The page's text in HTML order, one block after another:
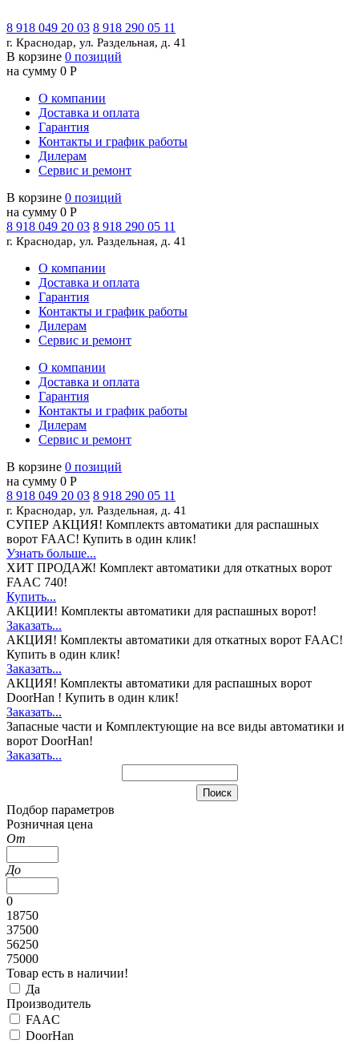
8 918 049 20 03 8 918 290 05 11
г. Краснодар, ул. Раздельная, д. 41
В корзине 0 позиций
на сумму 0 Р
О компании
Доставка и оплата
Гарантия
Контакты и график работы
Дилерам
Сервис и ремонт
В корзине 0 позиций
на сумму 0 Р
8 918 049 20 03 8 918 290 05 11
г. Краснодар, ул. Раздельная, д. 41
О компании
Доставка и оплата
Гарантия
Контакты и график работы
Дилерам
Сервис и ремонт
О компании
Доставка и оплата
Гарантия
Контакты и график работы
Дилерам
Сервис и ремонт
В корзине 0 позиций
на сумму 0 Р
8 918 049 20 03 8 918 290 05 11
г. Краснодар, ул. Раздельная, д. 41
СУПЕР АКЦИЯ! Комплектs автоматики для распашных
ворот FAAC! Купить в один клик!
Узнать больше...
ХИТ ПРОДАЖ! Комплект автоматики для откатных ворот
FAAC 740!
Купить...
АКЦИИ! Комплекты автоматики для распашных ворот!
Заказать...
АКЦИЯ! Комплекты автоматики для откатных ворот FAAC!
Купить в один клик!
Заказать...
АКЦИЯ! Комплекты автоматики для распашных ворот
DoorHan ! Купить в один клик!
Заказать...
Запасные части и Комплектующие на все виды автоматики и
ворот DoorHan!
Заказать...
Подбор параметров
Розничная цена
От
До
0
18750
37500
56250
75000
Товар есть в наличии!
Да
Производитель
FAAC
DoorHan